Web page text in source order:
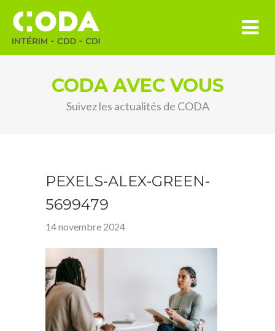
CODA AVEC VOUS
Suivez les actualités de CODA
PEXELS-ALEX-GREEN-
5699479
14 novembre 2024